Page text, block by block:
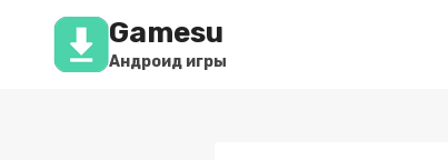
Перейти
содержимому
Gamesu
Андроид игры